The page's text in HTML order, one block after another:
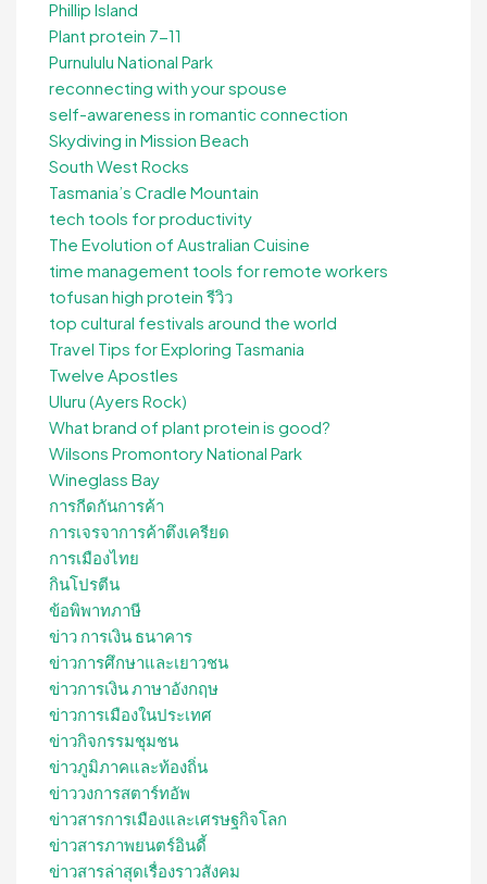
Phillip Island
Plant protein 7-11
Purnululu National Park
reconnecting with your spouse
self-awareness in romantic connection
Skydiving in Mission Beach
South West Rocks
Tasmania’s Cradle Mountain
tech tools for productivity
The Evolution of Australian Cuisine
time management tools for remote workers
tofusan high protein รีวิว
top cultural festivals around the world
Travel Tips for Exploring Tasmania
Twelve Apostles
Uluru (Ayers Rock)
What brand of plant protein is good?
Wilsons Promontory National Park
Wineglass Bay
การกีดกันการค้า
การเจรจาการค้าตึงเครียด
การเมืองไทย
กินโปรตีน
ข้อพิพาทภาษี
ข่าว การเงิน ธนาคาร
ข่าวการศึกษาและเยาวชน
ข่าวการเงิน ภาษาอังกฤษ
ข่าวการเมืองในประเทศ
ข่าวกิจกรรมชุมชน
ข่าวภูมิภาคและท้องถิ่น
ข่าววงการสตาร์ทอัพ
ข่าวสารการเมืองและเศรษฐกิจโลก
ข่าวสารภาพยนตร์อินดี้
ข่าวสารล่าสุดเรื่องราวสังคม